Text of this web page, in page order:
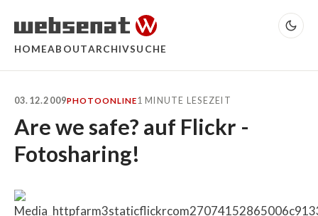
HOMEABOUTARCHIVSUCHE
03.12.2009PHOTOONLINE1 MINUTE LESEZEIT
Are we safe? auf Flickr -
Fotosharing!